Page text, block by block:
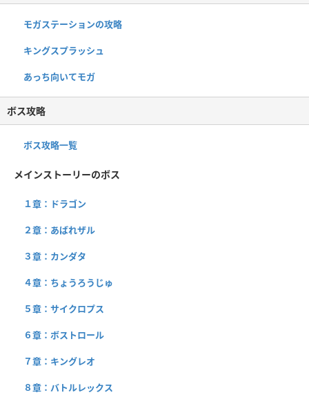
モガステーションの攻略
キングスプラッシュ
あっち向いてモガ
ボス攻略
ボス攻略一覧
メインストーリーのボス
１章：ドラゴン
２章：あばれザル
３章：カンダタ
４章：ちょうろうじゅ
５章：サイクロプス
６章：ボストロール
７章：キングレオ
８章：バトルレックス